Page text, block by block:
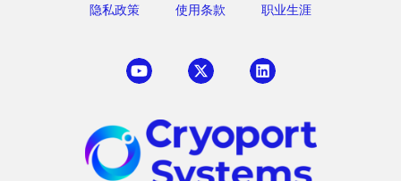
隐私政策 使用条款 职业生涯